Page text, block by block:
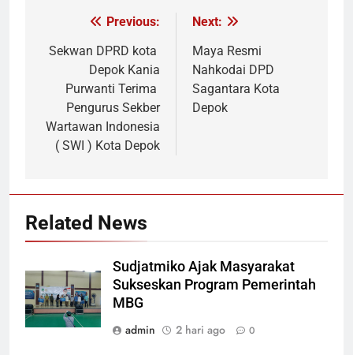
Navigasi
pos
Previous:
Sekwan DPRD kota
Depok Kania
Purwanti Terima
Pengurus Sekber
Wartawan Indonesia
( SWI ) Kota Depok
Next:
Maya Resmi
Nahkodai DPD
Sagantara Kota
Depok
Related News
Sudjatmiko Ajak Masyarakat
Sukseskan Program Pemerintah
MBG
admin
2 hari ago 0